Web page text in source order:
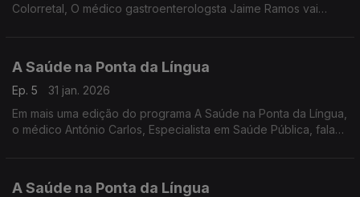
Colorretal, O médico gastroenterologsta Jaime Ramos vai
A Saúde na Ponta da Língua
Ep. 5
31 jan. 2026
Em mais uma edição do programa A Saúde na Ponta da Língua,
o médico António Carlos, Especialista em Saúde Pública, fala
A Saúde na Ponta da Língua